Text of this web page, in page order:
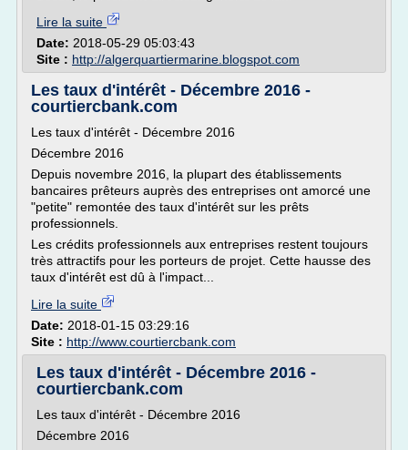
Lire la suite
Date: 2018-05-29 05:03:43
Site : http://algerquartiermarine.blogspot.com
Les taux d'intérêt - Décembre 2016 -
courtiercbank.com
Les taux d'intérêt - Décembre 2016
Décembre 2016
Depuis novembre 2016, la plupart des établissements
bancaires prêteurs auprès des entreprises ont amorcé une
"petite" remontée des taux d'intérêt sur les prêts
professionnels.
Les crédits professionnels aux entreprises restent toujours
très attractifs pour les porteurs de projet. Cette hausse des
taux d'intérêt est dû à l'impact...
Lire la suite
Date: 2018-01-15 03:29:16
Site : http://www.courtiercbank.com
Les taux d'intérêt - Décembre 2016 -
courtiercbank.com
Les taux d'intérêt - Décembre 2016
Décembre 2016